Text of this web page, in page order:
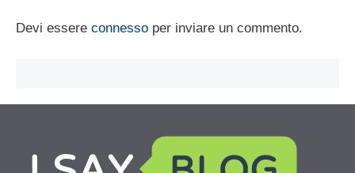
Devi essere connesso per inviare un commento.